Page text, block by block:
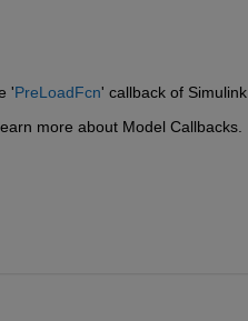
'PreLoadFcn' callback of Simulink.
more about Model Callbacks.